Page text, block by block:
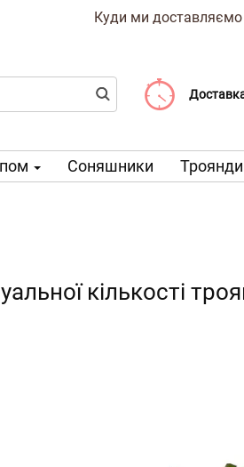
Куди ми доставляємо
Доставка
Виберіть
Соняшники Троянди
кількості